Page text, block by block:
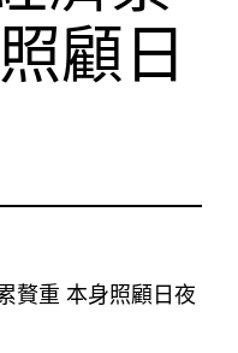
顧日
贅重 本身照顧日夜